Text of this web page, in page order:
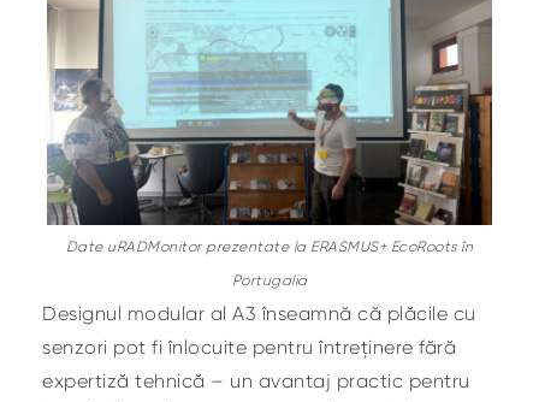
Date uRADMonitor prezentate la ERASMUS+ EcoRoots în
Portugalia
Designul modular al A3 înseamnă că plăcile cu
senzori pot fi înlocuite pentru întreținere fără
expertiză tehnică – un avantaj practic pentru